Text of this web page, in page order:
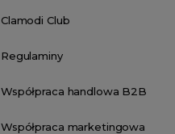
Clamodi Club
Regulaminy
Współpraca handlowa B2B
Współpraca marketingowa